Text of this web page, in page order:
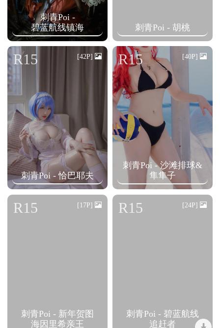
刺青Poi -
碧蓝航线镇海
刺青Poi - 胡桃
刺青Poi - 恰巴耶夫
R15 [42P]
刺青Poi - 沙滩排球&
隼隼子
R15 [40P]
刺青Poi - 新年贺图
海因里希亲王
R15 [17P]
刺青Poi - 碧蓝航线
追赶者
R15 [24P]